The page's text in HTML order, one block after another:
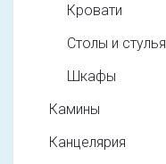
Кровати
Столы и стулья
Шкафы
Камины
Канцелярия